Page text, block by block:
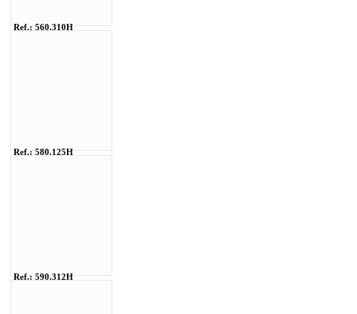
Ref.: 560.310H
Ref.: 580.125H
Ref.: 590.312H